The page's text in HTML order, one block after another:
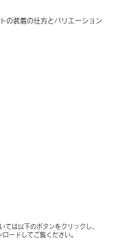
の装着の仕方とバリエーション
ては以下のボタンをクリックし、
ードしてご覧ください。